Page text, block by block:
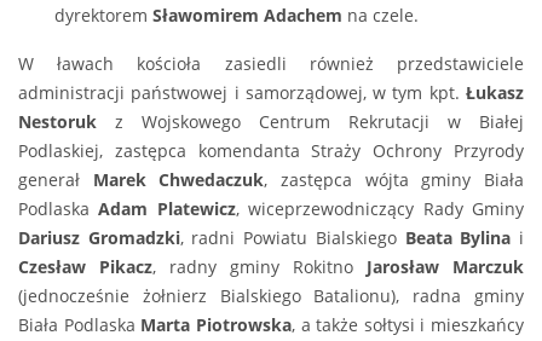
dyrektorem Sławomirem Adachem na czele.
W ławach kościoła zasiedli również przedstawiciele
administracji państwowej i samorządowej, w tym kpt. Łukasz
Nestoruk z Wojskowego Centrum Rekrutacji w Białej
Podlaskiej, zastępca komendanta Straży Ochrony Przyrody
generał Marek Chwedaczuk, zastępca wójta gminy Biała
PodlaskaAdam Platewicz, wiceprzewodniczący Rady Gminy
Dariusz Gromadzki, radni Powiatu Bialskiego Beata Bylina i
Czesław Pikacz, radny gminy Rokitno Jarosław Marczuk
(jednocześnie żołnierz Bialskiego Batalionu), radna gminy
Biała Podlaska Marta Piotrowska, a także sołtysi i mieszkańcy